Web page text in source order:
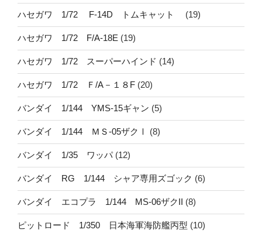
ハセガワ 1/72 F-14D トムキャット (19)
ハセガワ 1/72 F/A-18E (19)
ハセガワ 1/72 スーパーハインド (14)
ハセガワ 1/72 Ｆ/A－１８F (20)
バンダイ 1/144 YMS-15ギャン (5)
バンダイ 1/144 ＭＳ-05ザクⅠ (8)
バンダイ 1/35 ワッパ(12)
バンダイ RG 1/144 シャア専用ズゴック (6)
バンダイ エコプラ 1/144 MS-06ザクII (8)
ピットロード 1/350 日本海軍海防艦丙型 (10)